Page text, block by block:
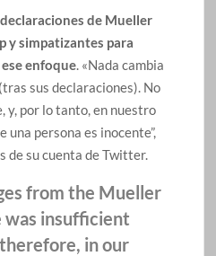
de Mueller
y simpatizantes para
enfoque. «Nada cambia
sus declaraciones). No
y, por lo tanto, en nuestro
una persona es inocente”,
de su cuenta de Twitter.
from the Mueller
was insufficient
in our